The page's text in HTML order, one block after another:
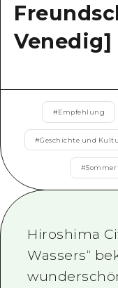
Ein
Venedig]
#Empfehlung
#Geschichte und
#Sommer
Hiroshima
Wassers“